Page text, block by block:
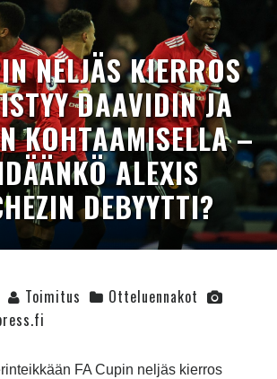
NELJÄS KIERROS
DAAVIDIN JA
KOHTAAMISELLA –
ALEXIS
DEBYYTTI?
Toimitus
Otteluennakot
FA Cupin neljäs kierros